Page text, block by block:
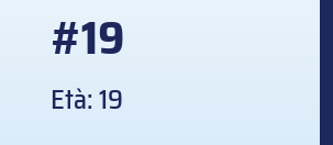
#19
Età: 19